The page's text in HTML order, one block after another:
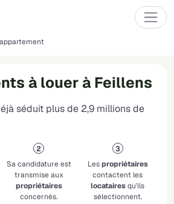
à louer à Feillens
séduit plus de 2,9 millions de
Sa candidature est
transmise aux
propriétaires
concernés.
Lespropriétaires
contactent les
locatairesqu'ils
sélectionnent.